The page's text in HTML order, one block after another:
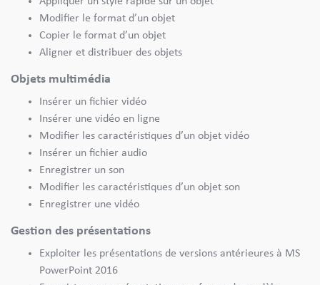
Modifier le format d’un objet
Copier le format d’un objet
Aligner et distribuer des objets
Objets multimédia
Insérer un fichier vidéo
Insérer une vidéo en ligne
Modifier les caractéristiques d’un objet vidéo
Insérer un fichier audio
Enregistrer un son
Modifier les caractéristiques d’un objet son
Enregistrer une vidéo
Gestion des présentations
Exploiter les présentations de versions antérieures à MS
PowerPoint 2016